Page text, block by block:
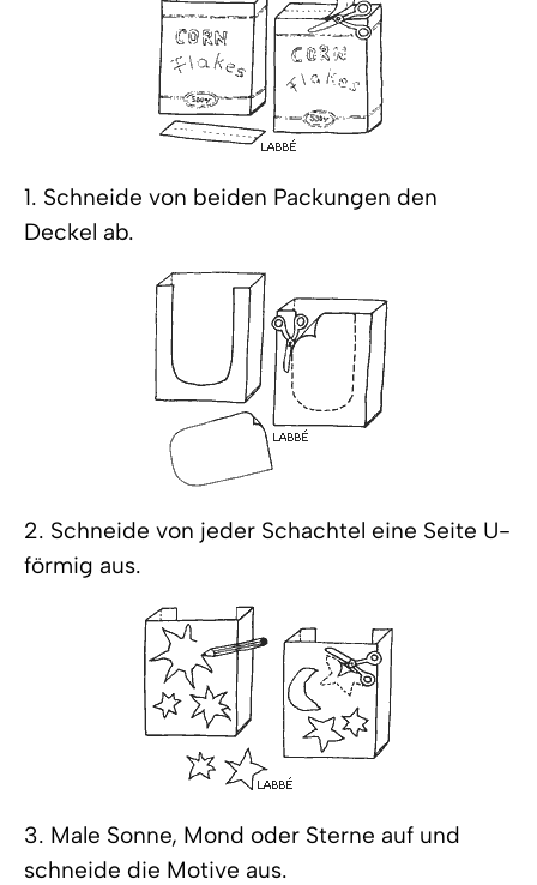
1. Schneide von beiden Packungen den
Deckel ab.
2. Schneide von jeder Schachtel eine Seite U-
förmig aus.
3. Male Sonne, Mond oder Sterne auf und
schneide die Motive aus.